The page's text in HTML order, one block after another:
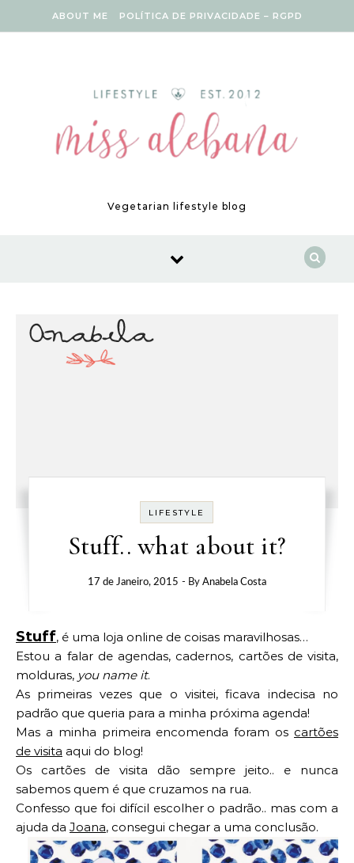
ABOUT ME POLÍTICA DE PRIVACIDADE – RGPD
Vegetarian lifestyle blog
LIFESTYLE
Stuff.. what about it?
17 de Janeiro, 2015 - By Anabela Costa
Stuff, é uma loja online de coisas maravilhosas…
Estou a falar de agendas, cadernos, cartões de visita,
molduras, you name it.
As primeiras vezes que o visitei, ficava indecisa no
padrão que queria para a minha próxima agenda!
Mas a minha primeira encomenda foram os cartões
de visita aqui do blog!
Os cartões de visita dão sempre jeito.. e nunca
sabemos quem é que cruzamos na rua.
Confesso que foi difícil escolher o padrão.. mas com a
ajuda da Joana, consegui chegar a uma conclusão.